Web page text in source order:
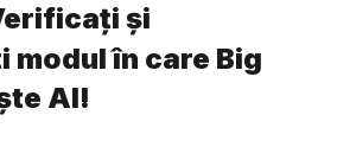
și
modul în care Big
AI!